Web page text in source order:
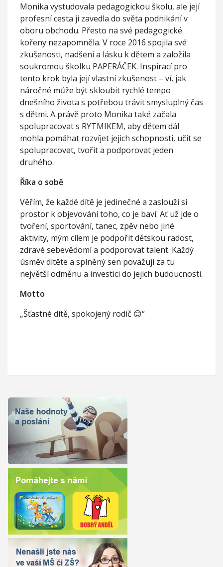
Monika vystudovala pedagogickou školu, ale její
profesní cesta ji zavedla do světa podnikání v
oboru obchodu. Přesto na své pedagogické
kořeny nezapomněla. V roce 2016 spojila své
zkušenosti, nadšení a lásku k dětem a založila
soukromou školku PAPERÁČEK. Inspirací pro
tento krok byla její vlastní zkušenost – ví, jak
náročné může být skloubit rychlé tempo
dnešního života s potřebou trávit smysluplný čas
s dětmi. A právě proto Monika také začala
spolupracovat s RYTMIKEM, aby dětem dál
mohla pomáhat rozvíjet jejich schopnosti, učit se
spolupracovat, tvořit a podporovat jeden
druhého.
Říka o sobě
Věřím, že každé dítě je jedinečné a zaslouží si
prostor k objevování toho, co je baví. Ať už jde o
tvoření, sportování, tanec, zpěv nebo jiné
aktivity, mým cílem je podpořit dětskou radost,
zdravé sebevědomí a podporovat talent. Každý
úsměv dítěte a splněný sen považuji za tu
největší odměnu a investici do jejich budoucnosti.
Motto
„Šťastné dítě, spokojený rodič 😊“